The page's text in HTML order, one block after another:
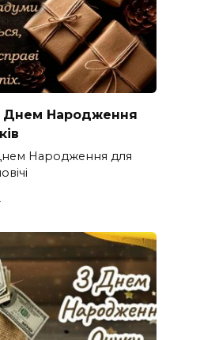
Днем Народження
Народження для